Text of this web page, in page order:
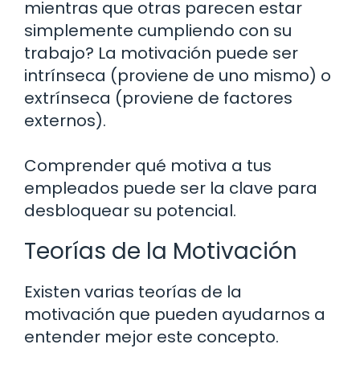
mientras que otras parecen estar
simplemente cumpliendo con su
trabajo? La motivación puede ser
intrínseca (proviene de uno mismo) o
extrínseca (proviene de factores
externos).
Comprender qué motiva a tus
empleados puede ser la clave para
desbloquear su potencial.
Teorías de la Motivación
Existen varias teorías de la
motivación que pueden ayudarnos a
entender mejor este concepto.